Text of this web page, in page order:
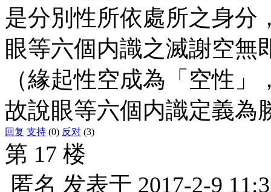
是分別性所依處所之身分
眼等六個内識之滅謝空無
（緣起性空成為「空性」
故說眼等六個内識定義為
回复 支持 (0) 反对 (3)
第 17 楼
匿名 发表于 2017-2-9